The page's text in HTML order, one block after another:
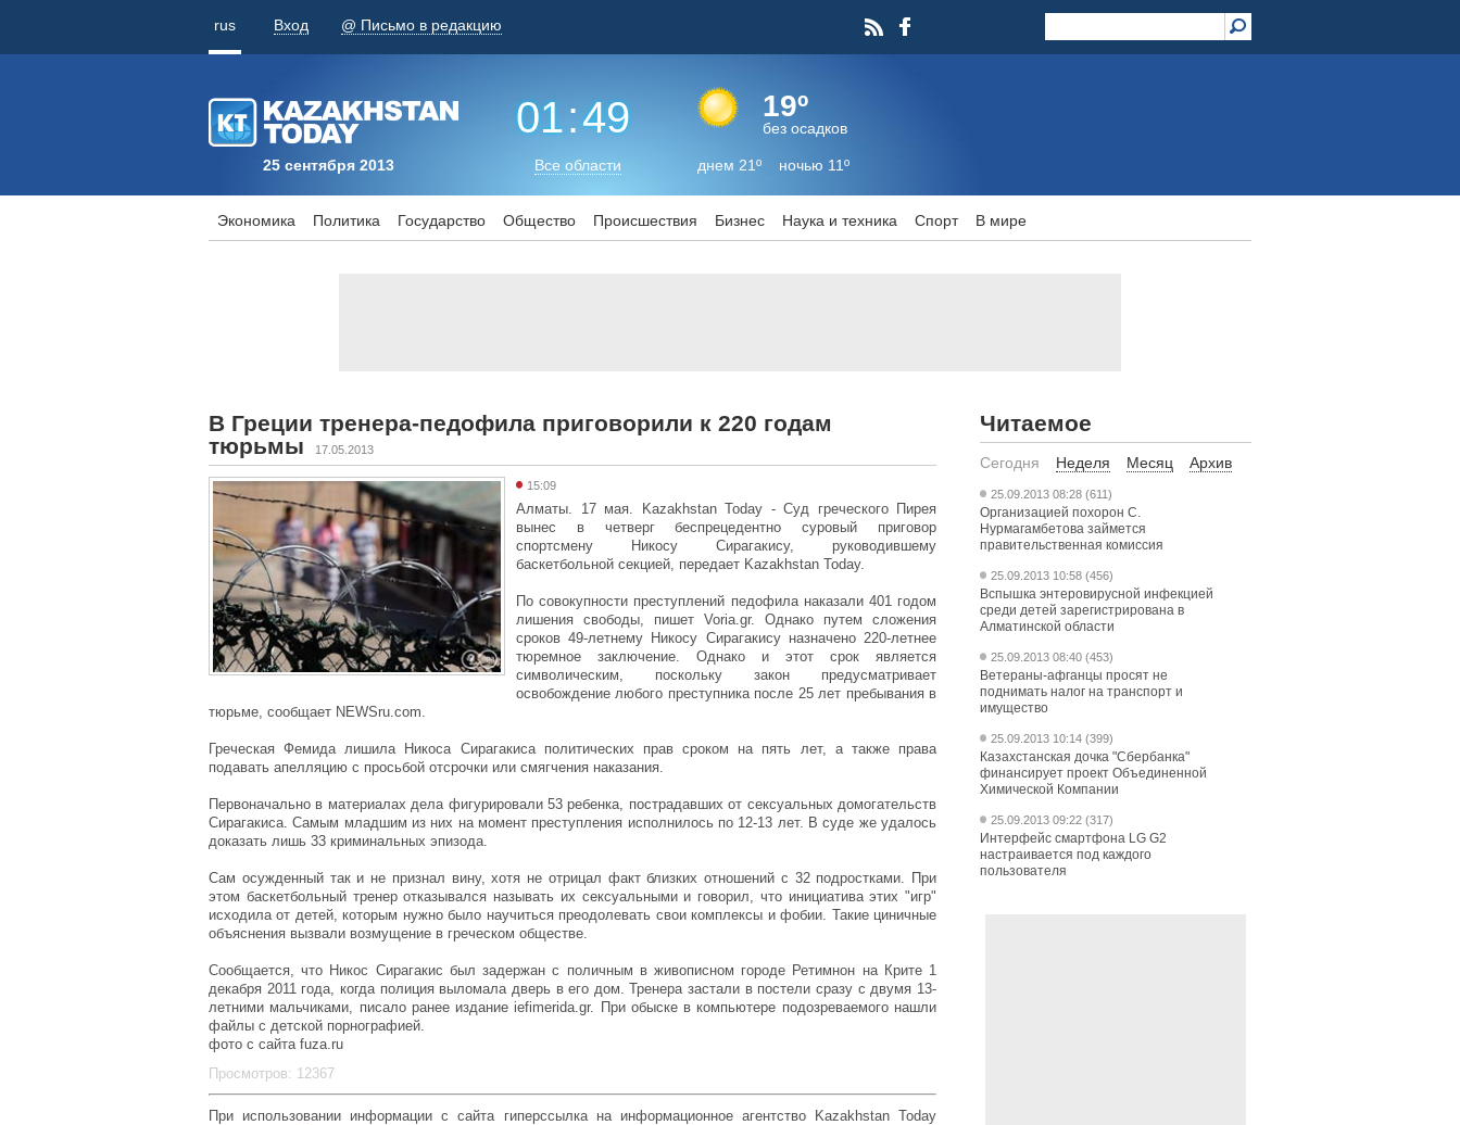
rus Вход @ Письмо в редакцию
25 сентября 2013
01:49
Все области
19º
без осадков
днем 21º ночью 11º
Экономика Политика Государство Общество Происшествия Бизнес Наука и техника Спорт В мире
В Греции тренера-педофила приговорили к 220 годам
тюрьмы
17.05.2013
15:09
Алматы. 17 мая. Kazakhstan Today - Суд греческого Пирея
вынес в четверг беспрецедентно суровый приговор
спортсмену Никосу Сирагакису, руководившему
баскетбольной секцией, передает Kazakhstan Today.
По совокупности преступлений педофила наказали 401 годом
лишения свободы, пишет Voria.gr. Однако путем сложения
сроков 49-летнему Никосу Сирагакису назначено 220-летнее
тюремное заключение. Однако и этот срок является
символическим, поскольку закон предусматривает
освобождение любого преступника после 25 лет пребывания в
тюрьме, сообщает NEWSru.com.
Греческая Фемида лишила Никоса Сирагакиса политических прав сроком на пять лет, а также права
подавать апелляцию с просьбой отсрочки или смягчения наказания.
Первоначально в материалах дела фигурировали 53 ребенка, пострадавших от сексуальных домогательств
Сирагакиса. Самым младшим из них на момент преступления исполнилось по 12-13 лет. В суде же удалось
доказать лишь 33 криминальных эпизода.
Сам осужденный так и не признал вину, хотя не отрицал факт близких отношений с 32 подростками. При
этом баскетбольный тренер отказывался называть их сексуальными и говорил, что инициатива этих "игр"
исходила от детей, которым нужно было научиться преодолевать свои комплексы и фобии. Такие циничные
объяснения вызвали возмущение в греческом обществе.
Сообщается, что Никос Сирагакис был задержан с поличным в живописном городе Ретимнон на Крите 1
декабря 2011 года, когда полиция выломала дверь в его дом. Тренера застали в постели сразу с двумя 13-
летними мальчиками, писало ранее издание iefimerida.gr. При обыске в компьютере подозреваемого нашли
файлы с детской порнографией.
фото с сайта fuza.ru
Просмотров: 12367
При использовании информации с сайта гиперссылка на информационное агентство Kazakhstan Today
Читаемое
Сегодня Неделя Месяц Архив
25.09.2013 08:28 (611)
Организацией похорон С.
Нурмагамбетова займется
правительственная комиссия
25.09.2013 10:58 (456)
Вспышка энтеровирусной инфекцией
среди детей зарегистрирована в
Алматинской области
25.09.2013 08:40 (453)
Ветераны-афганцы просят не
поднимать налог на транспорт и
имущество
25.09.2013 10:14 (399)
Казахстанская дочка "Сбербанка"
финансирует проект Объединенной
Химической Компании
25.09.2013 09:22 (317)
Интерфейс смартфона LG G2
настраивается под каждого
пользователя